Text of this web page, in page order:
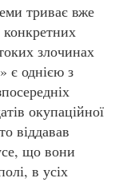
триває вже
злочинах
є однією з
окупаційної
віддавав
що вони
в усіх